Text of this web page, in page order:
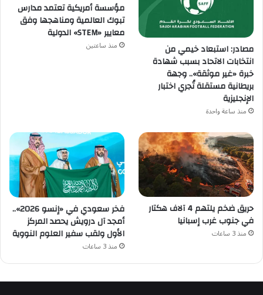
مصادر: استبعاد خيمي من
انتخابات الاتحاد بسبب شهادة
خبرة «غير موثقة».. وجهة
بريطانية مستقلة تُجري اختبار
الإنجليزية
منذ ساعة واحدة
مؤسسة أمريكية تعتمد مدارس
تبوك العالمية ومناهجها وفق
معايير «STEM» الدولية
منذ ساعتين
حريق ضخم يلتهم 4 آلاف هكتار
في جنوب غرب إسبانيا
منذ 3 ساعات
فخر سعودي في «إنسو 2026»..
أمجد آل درويش يحصد المركز
الأول ولقب سفير العلوم النووية
منذ 3 ساعات